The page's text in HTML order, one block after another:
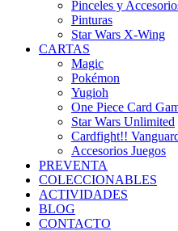
Pinceles y
Pinturas
Star Wars X-Wing
CARTAS
Magic
Pokémon
Yugioh
One Piece Card
Star Wars Unlimited
Cardfight!!
Accesorios Juegos
PREVENTA
COLECCIONABLES
ACTIVIDADES
BLOG
CONTACTO